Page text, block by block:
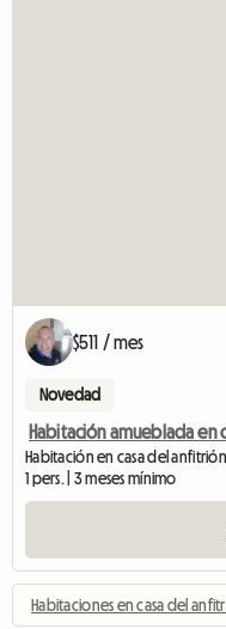
$511 / mes
Novedad
Habitación amueblada en
Habitación en casa del
1 pers. | 3 meses mínimo
Habitaciones en casa del